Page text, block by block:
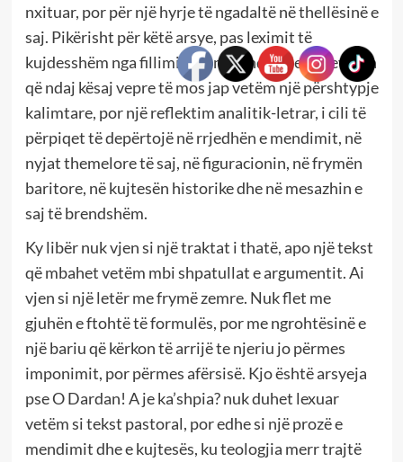
nxituar, por për një hyrje të ngadaltë në thellësinë e
saj. Pikërisht për këtë arsye, pas leximit të
kujdesshëm nga fillimi deri në fund, ndjeva nevojën
që ndaj kësaj vepre të mos jap vetëm një përshtypje
kalimtare, por një reflektim analitik-letrar, i cili të
përpiqet të depërtojë në rrjedhën e mendimit, në
nyjat themelore të saj, në figuracionin, në frymën
baritore, në kujtesën historike dhe në mesazhin e
saj të brendshëm.
Ky libër nuk vjen si një traktat i thatë, apo një tekst
që mbahet vetëm mbi shpatullat e argumentit. Ai
vjen si një letër me frymë zemre. Nuk flet me
gjuhën e ftohtë të formulës, por me ngrohtësinë e
një bariu që kërkon të arrijë te njeriu jo përmes
imponimit, por përmes afërsisë. Kjo është arsyeja
pse O Dardan! A je ka’shpia? nuk duhet lexuar
vetëm si tekst pastoral, por edhe si një prozë e
mendimit dhe e kujtesës, ku teologjia merr trajtë